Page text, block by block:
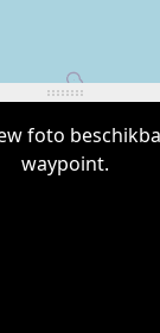
foto
waypoint.